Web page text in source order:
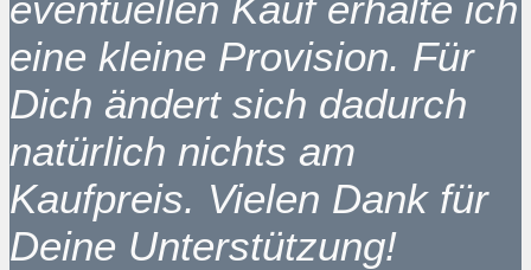
eine kleine Provision. Für
Dich ändert sich dadurch
natürlich nichts am
Kaufpreis. Vielen Dank für
Deine Unterstützung!